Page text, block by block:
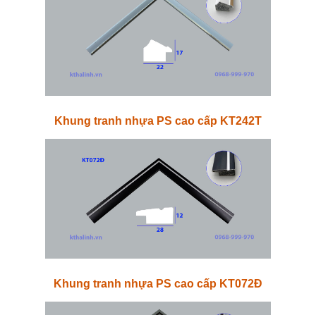
Khung tranh nhựa PS cao cấp KT242T
Khung tranh nhựa PS cao cấp KT072Đ